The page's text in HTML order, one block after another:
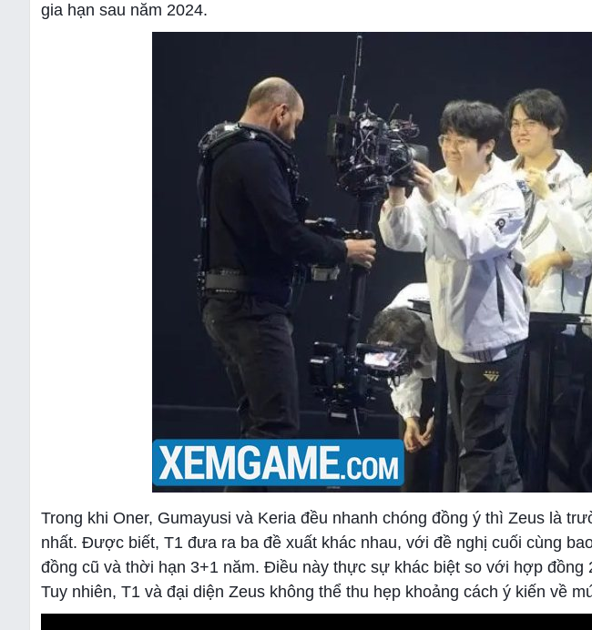
gia hạn sau năm 2024.
Trong khi Oner, Gumayusi và Keria đều nhanh chóng đồng ý thì Zeus là
nhất. Được biết, T1 đưa ra ba đề xuất khác nhau, với đề nghị cuối cùng
đồng cũ và thời hạn 3+1 năm. Điều này thực sự khác biệt so với hợp đồng
Tuy nhiên, T1 và đại diện Zeus không thể thu hẹp khoảng cách ý kiến về